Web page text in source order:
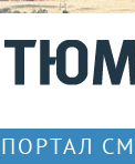
ПОРТАЛ